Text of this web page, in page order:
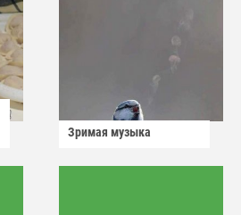
Зримая музыка